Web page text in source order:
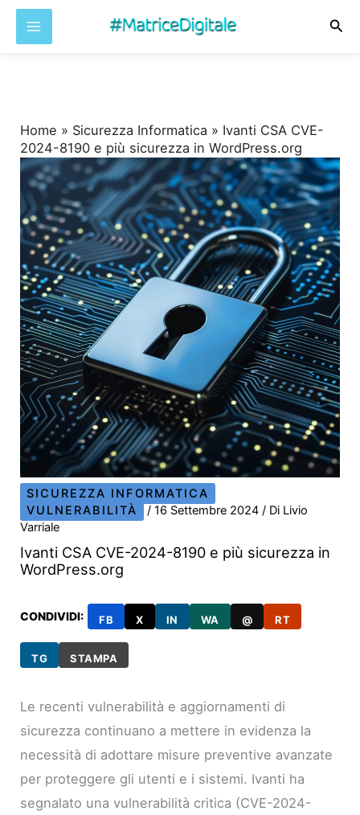
Home » Sicurezza Informatica » Ivanti CSA CVE-
2024-8190 e più sicurezza in WordPress.org
SICUREZZA INFORMATICA
VULNERABILITÀ
/16 Settembre 2024/ Di Livio
Varriale
Ivanti CSA CVE-2024-8190 e più sicurezza in
WordPress.org
CONDIVIDI: FB X IN WA @ RT
TG STAMPA
Le recenti vulnerabilità e aggiornamenti di
sicurezza continuano a mettere in evidenza la
necessità di adottare misure preventive avanzate
per proteggere gli utenti e i sistemi. Ivanti ha
segnalato una vulnerabilità critica (CVE-2024-